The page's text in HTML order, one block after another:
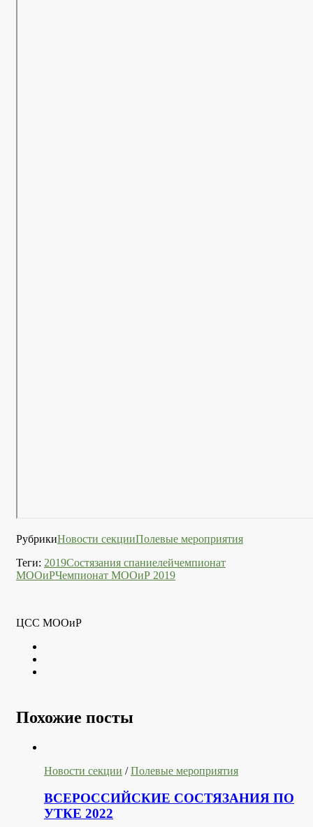
РубрикиНовости секцииПолевые мероприятия
Теги: 2019Состязания спаниелейчемпионат
МООиРЧемпионат МООиР 2019
ЦСС МООиР
Похожие посты
Новости секции /Полевые мероприятия
ВСЕРОССИЙСКИЕ СОСТЯЗАНИЯ ПО
УТКЕ 2022